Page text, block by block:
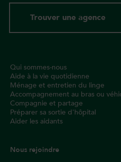
Trouver une agence
Qui sommes-nous
Aide à la vie quotidienne
Ménage et entretien du linge
Accompagnement au bras ou
Compagnie et partage
Préparer sa sortie d'hôpital
Aider les aidants
Nous rejoindre